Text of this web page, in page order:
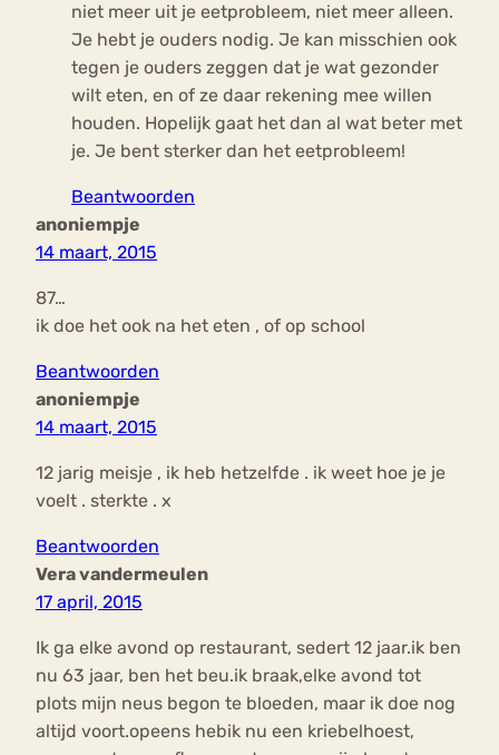
niet meer uit je eetprobleem, niet meer alleen.
Je hebt je ouders nodig. Je kan misschien ook
tegen je ouders zeggen dat je wat gezonder
wilt eten, en of ze daar rekening mee willen
houden. Hopelijk gaat het dan al wat beter met
je. Je bent sterker dan het eetprobleem!
Beantwoorden
anoniempje
14 maart, 2015
87…
ik doe het ook na het eten , of op school
Beantwoorden
anoniempje
14 maart, 2015
12 jarig meisje , ik heb hetzelfde . ik weet hoe je je
voelt . sterkte . x
Beantwoorden
Vera vandermeulen
17 april, 2015
Ik ga elke avond op restaurant, sedert 12 jaar.ik ben
nu 63 jaar, ben het beu.ik braak,elke avond tot
plots mijn neus begon te bloeden, maar ik doe nog
altijd voort.opeens hebik nu een kriebelhoest,